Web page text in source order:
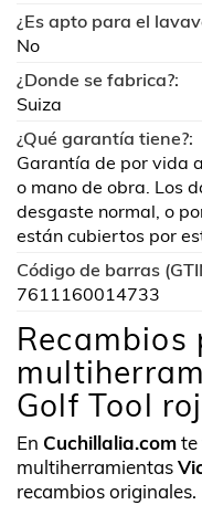
¿Es apto para el
No
¿Donde se fabrica?:
Suiza
¿Qué garantía tiene?:
Garantía de por vida
o mano de obra. Los
desgaste normal, o
están cubiertos por
Código de barras
7611160014733
Recambios
Golf Tool
En Cuchillalia.comte
multiherramientas
recambios originales.